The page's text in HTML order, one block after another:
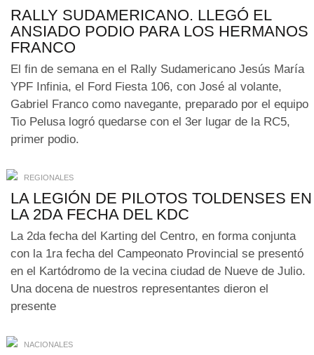
RALLY SUDAMERICANO. LLEGÓ EL
ANSIADO PODIO PARA LOS HERMANOS
FRANCO
El fin de semana en el Rally Sudamericano Jesús María
YPF Infinia, el Ford Fiesta 106, con José al volante,
Gabriel Franco como navegante, preparado por el equipo
Tio Pelusa logró quedarse con el 3er lugar de la RC5,
primer podio.
REGIONALES
LA LEGIÓN DE PILOTOS TOLDENSES EN
LA 2DA FECHA DEL KDC
La 2da fecha del Karting del Centro, en forma conjunta
con la 1ra fecha del Campeonato Provincial se presentó
en el Kartódromo de la vecina ciudad de Nueve de Julio.
Una docena de nuestros representantes dieron el
presente
NACIONALES